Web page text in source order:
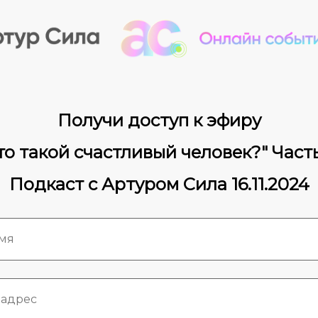
Получи доступ к эфиру
такой счастливый человек?"
Подкаст с Артуром Сила 16.11.2024